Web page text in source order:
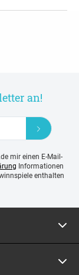
an!
mir einen E-Mail-
Informationen
enthalten